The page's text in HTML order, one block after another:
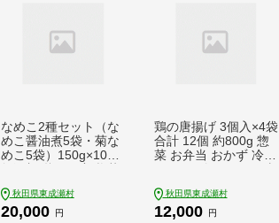
なめこ2種セット（な
めこ醤油煮5袋・菊な
めこ5袋）150g×10袋
秋田県東成瀬村
20,000 円
鶏の唐揚げ 3個入×4袋
合計 12個 約800g 惣
菜 お弁当 おかず 冷凍
ン レンジで簡単 唐揚
げ おつまみ 簡単調理
秋田県東成瀬村
12,000 円